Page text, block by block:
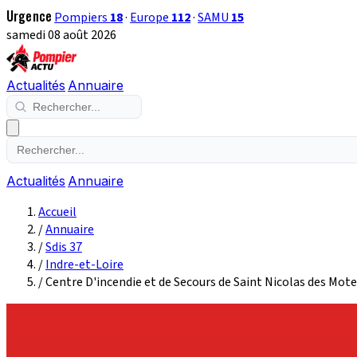
Urgence Pompiers 18· Europe 112·SAMU 15
samedi 08 août 2026
Actualités Annuaire
Actualités Annuaire
Accueil
/Annuaire
/Sdis 37
/Indre-et-Loire
/Centre D'incendie et de Secours de Saint Nicolas des